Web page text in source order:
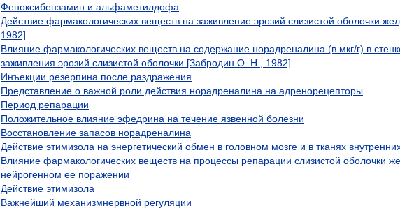
Феноксибензамин и альфаметилдофа
Действие фармакологических веществ на заживление эрозий слизистой оболочки
1982]
Влияние фармакологических веществ на содержание норадреналина (в мкг/г) в
заживления эрозий слизистой оболочки [Забродин О. Н., 1982]
Инъекции резерпина после раздражения
Представление о важной роли действия норадреналина на адренорецепторы
Период репарации
Положительное влияние эфедрина на течение язвенной болезни
Восстановление запасов норадреналина
Действие этимизола на энергетический обмен в головном мозге и в тканях
Влияние фармакологических веществ на процессы репарации слизистой оболочки
нейрогенном ее поражении
Действие этимизола
Важнейший механизмнервной регуляции